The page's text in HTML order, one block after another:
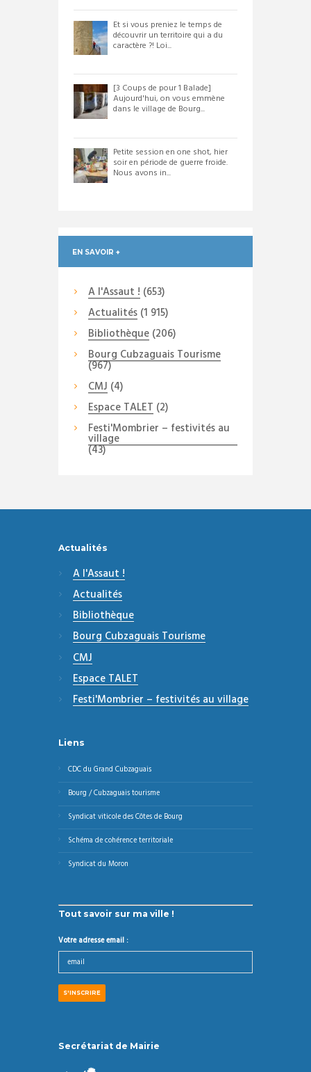
Et si vous preniez le temps de
découvrir un territoire qui a du
caractère ?! Loi...
[3 Coups de pour 1 Balade]
Aujourd'hui, on vous emmène
dans le village de Bourg...
Petite session en one shot, hier
soir en période de guerre froide.
Nous avons in...
EN SAVOIR +
A l'Assaut ! (653)
Actualités(1 915)
Bibliothèque(206)
Bourg Cubzaguais Tourisme
(967)
CMJ (4)
Espace TALET (2)
Festi'Mombrier – festivités au
village
(43)
Actualités
A l'Assaut !
Actualités
Bibliothèque
Bourg Cubzaguais Tourisme
CMJ
Espace TALET
Festi'Mombrier – festivités au village
Liens
CDC du Grand Cubzaguais
Bourg / Cubzaguais tourisme
Syndicat viticole des Côtes de Bourg
Schéma de cohérence territoriale
Syndicat du Moron
Tout savoir sur ma ville !
Votre adresse email :
Secrétariat de Mairie